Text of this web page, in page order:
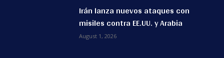
Irán lanza nuevos ataques con
misiles contra EE.UU. y Arabia
August 1, 2026